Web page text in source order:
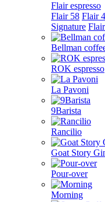
Flair espresso
Flair 58 Flair
Signature
Bellman
ROK espresso
La Pavoni
9Barista
Rancilio
Goat Story
Pour-over
Morning